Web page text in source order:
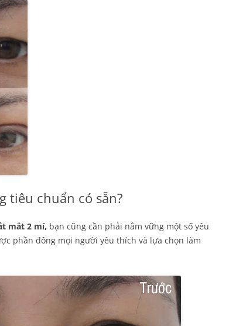
tiêu chuẩn có sẵn?
mắt 2 mí, bạn cũng cần phải nắm vững một số yêu
phần đông mọi người yêu thích và lựa chọn làm